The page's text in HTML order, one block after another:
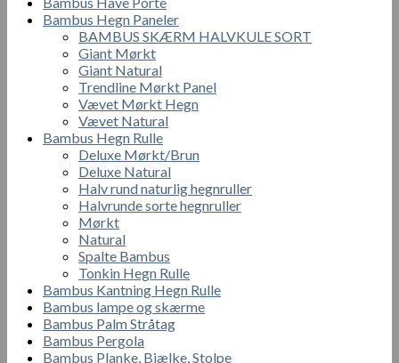
Bambus Hegn Paneler
BAMBUS SKÆRM HALVKULE SORT
Giant Mørkt
Giant Natural
Trendline Mørkt Panel
Vævet Mørkt Hegn
Vævet Natural
Bambus Hegn Rulle
Deluxe Mørkt/Brun
Deluxe Natural
Halv rund naturlig hegnruller
Halvrunde sorte hegnruller
Mørkt
Natural
Spalte Bambus
Tonkin Hegn Rulle
Bambus Kantning Hegn Rulle
Bambus lampe og skærme
Bambus Palm Stråtag
Bambus Pergola
Bambus Planke, Bjælke, Stolpe